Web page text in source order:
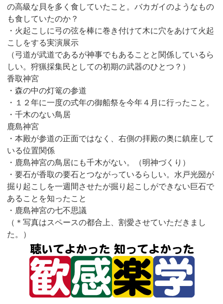
の高級な貝を多く食していたこと。バカガイのようなもの
も食していたのか？
・火起こしに弓の弦を棒に巻き付けて木に穴をあけて火起
こしをする実演展示
（弓道が武道であるが神事でもあることと関係しているら
しい。狩猟採集民としての初期の武器のひとつ？）
香取神宮
・森の中の灯篭の参道
・１２年に一度の式年の御船祭を今年４月に行ったこと。
・千木のない鳥居
鹿島神宮
・本殿が参道の正面ではなく、右側の拝殿の奥に鎮座して
いる位置関係
・鹿島神宮の鳥居にも千木がない。（明神づくり）
・要石が香取の要石とつながっているらしい。水戸光圀が
掘り起こしを一週間させたが掘り起こしができない巨石で
あることを知ったこと
・鹿島神宮の七不思議
（＊写真はスペースの都合上、割愛させていただきまし
た。）